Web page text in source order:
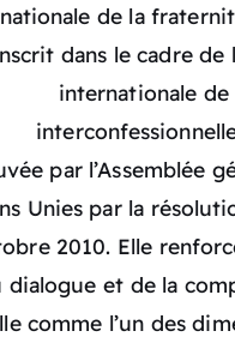
de la
dans le cadre de
internationale de
par l’Assemblée
Unies par la
2010. Elle
dialogue et de la
comme l’un des